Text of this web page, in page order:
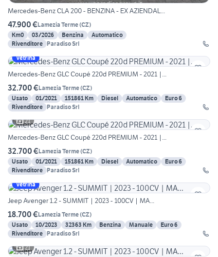
Mercedes-Benz CLA 200 - BENZINA - EX AZIENDAL...
47.900 €Lamezia Terme(CZ)
Km0
03/2026 Benzina
Automatico
Rivenditore Paradiso Srl
Vetrina
Mercedes-Benz GLC Coupé 220d PREMIUM - 2021 |...
32.700 €Lamezia Terme(CZ)
Usato
01/2021 151861 Km Diesel Automatico
Euro 6
Rivenditore Paradiso Srl
21
Mercedes-Benz GLC Coupé 220d PREMIUM - 2021 |...
32.700 €Lamezia Terme(CZ)
Usato
01/2021 151861 Km Diesel Automatico
Euro 6
Rivenditore Paradiso Srl
Vetrina
Jeep Avenger 1.2 - SUMMIT | 2023 - 100CV | MA...
18.700 €Lamezia Terme(CZ)
Usato
10/2023 32363 Km Benzina Manuale
Euro 6
Rivenditore Paradiso Srl
21